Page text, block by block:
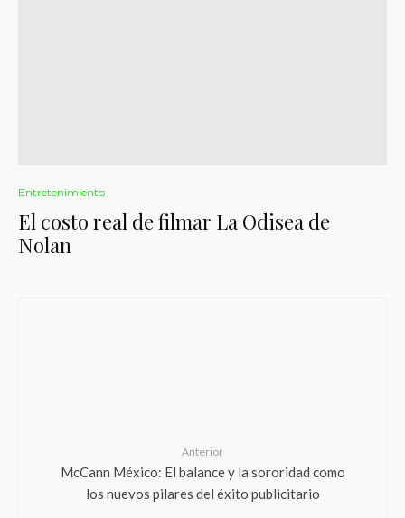
Entretenimiento
El costo real de filmar La Odisea de
Nolan
Anterior
McCann México: El balance y la sororidad como
los nuevos pilares del éxito publicitario